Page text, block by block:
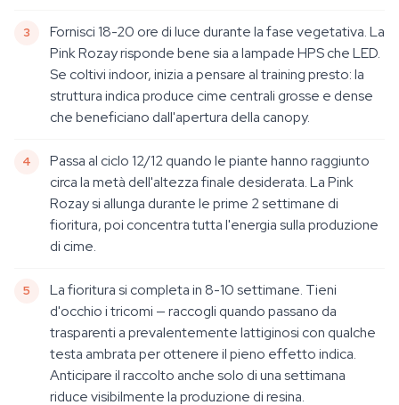
Fornisci 18-20 ore di luce durante la fase vegetativa. La
Pink Rozay risponde bene sia a lampade HPS che LED.
Se coltivi indoor, inizia a pensare al training presto: la
struttura indica produce cime centrali grosse e dense
che beneficiano dall'apertura della canopy.
Passa al ciclo 12/12 quando le piante hanno raggiunto
circa la metà dell'altezza finale desiderata. La Pink
Rozay si allunga durante le prime 2 settimane di
fioritura, poi concentra tutta l'energia sulla produzione
di cime.
La fioritura si completa in 8-10 settimane. Tieni
d'occhio i tricomi — raccogli quando passano da
trasparenti a prevalentemente lattiginosi con qualche
testa ambrata per ottenere il pieno effetto indica.
Anticipare il raccolto anche solo di una settimana
riduce visibilmente la produzione di resina.